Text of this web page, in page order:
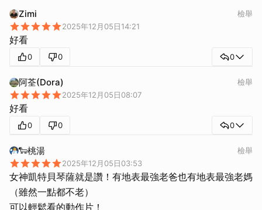
Zimi
2025年12月05日14:21
檢舉
0 0 0
阿荃(Dora)
2025年12月05日08:07
檢舉
好看
0 0 0
🐑桃湯
2025年12月05日03:53
檢舉
女神凱特貝琴薩就是讚！有地表最強老爸也有地表最強老媽
（雖然一點都不老）
可以輕鬆看的動作片！